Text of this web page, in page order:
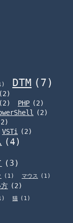
DTM (7)
(2)
(2) PHP (2)
(2)
VSTi
(2)
(4)
(3)
(1) マウス
(1)
(2)
猫 (1)